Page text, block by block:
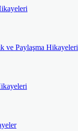
ve Paylaşma Hikayeleri